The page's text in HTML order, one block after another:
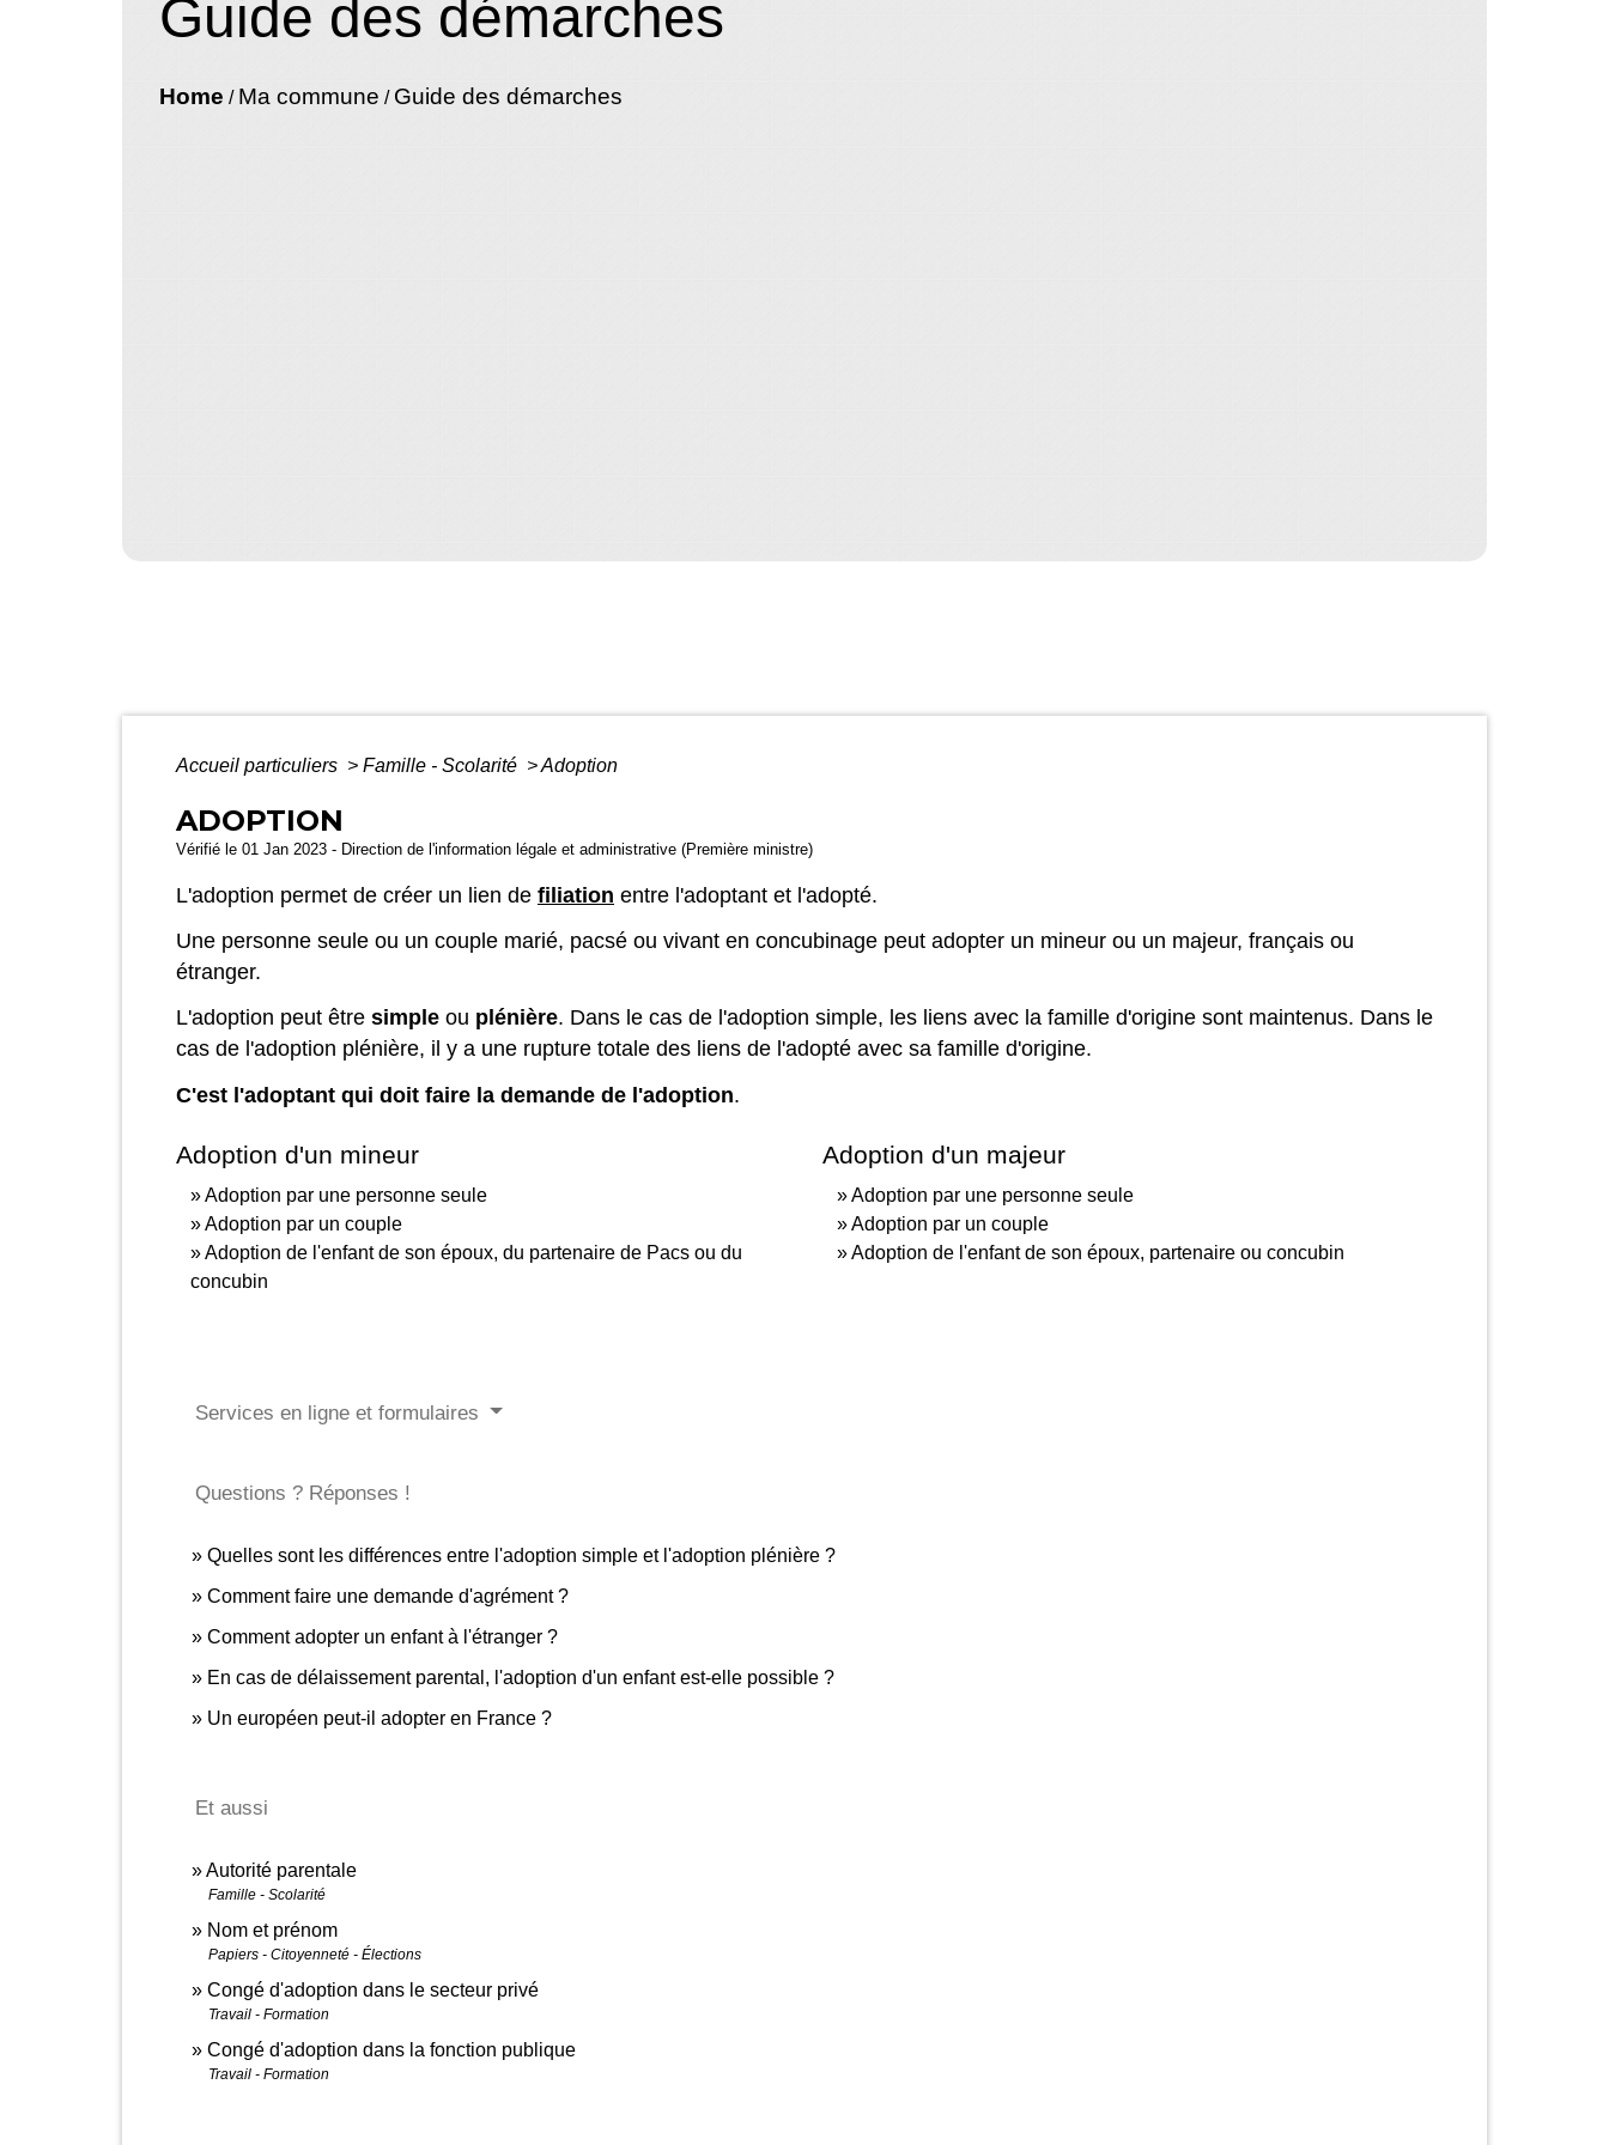
Guide des démarches
Home / Ma commune / Guide des démarches
Accueil particuliers > Famille - Scolarité >Adoption
ADOPTION
Vérifié le 01 Jan 2023 - Direction de l'information légale et administrative (Première ministre)
L'adoption permet de créer un lien de filiation entre l'adoptant et l'adopté.
Une personne seule ou un couple marié, pacsé ou vivant en concubinage peut adopter un mineur ou un majeur, français ou
étranger.
L'adoption peut être simple ou plénière. Dans le cas de l'adoption simple, les liens avec la famille d'origine sont maintenus. Dans le
cas de l'adoption plénière, il y a une rupture totale des liens de l'adopté avec sa famille d'origine.
C'est l'adoptant qui doit faire la demande de l'adoption.
Adoption d'un mineur
Adoption par une personne seule
Adoption par un couple
Adoption de l'enfant de son époux, du partenaire de Pacs ou du
concubin
Adoption d'un majeur
Adoption par une personne seule
Adoption par un couple
Adoption de l'enfant de son époux, partenaire ou concubin
Services en ligne et formulaires
Questions ? Réponses !
Quelles sont les différences entre l'adoption simple et l'adoption plénière ?
Comment faire une demande d'agrément ?
Comment adopter un enfant à l'étranger ?
En cas de délaissement parental, l'adoption d'un enfant est-elle possible ?
Un européen peut-il adopter en France ?
Et aussi
Autorité parentale
Famille - Scolarité
Nom et prénom
Papiers - Citoyenneté - Élections
Congé d'adoption dans le secteur privé
Travail - Formation
Congé d'adoption dans la fonction publique
Travail - Formation